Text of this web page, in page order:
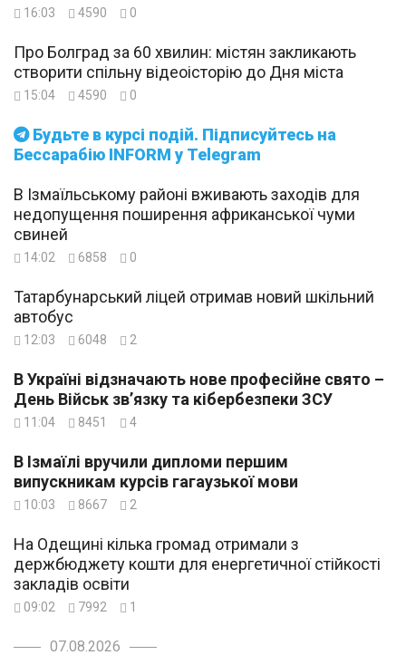
Будьте в курсі подій. Підписуйтесь на
Бессарабію INFORM у Telegram
16:03 4590 0
Про Болград за 60 хвилин: містян закликають
створити спільну відеоісторію до Дня міста
15:04 4590 0
В Ізмаїльському районі вживають заходів для
недопущення поширення африканської чуми
свиней
14:02 6858 0
Татарбунарський ліцей отримав новий шкільний
автобус
12:03 6048 2
В Україні відзначають нове професійне свято –
День Військ зв’язку та кібербезпеки ЗСУ
11:04 8451 4
В Ізмаїлі вручили дипломи першим
випускникам курсів гагаузької мови
10:03 8667 2
На Одещині кілька громад отримали з
держбюджету кошти для енергетичної стійкості
закладів освіти
09:02 7992 1
07.08.2026